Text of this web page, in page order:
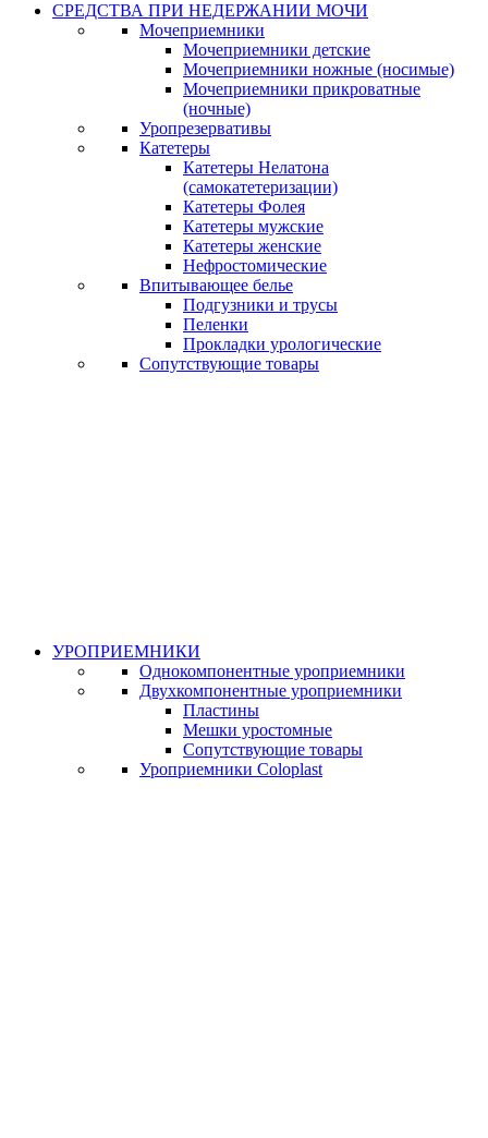
СРЕДСТВА ПРИ НЕДЕРЖАНИИ МОЧИ
Мочеприемники
Мочеприемники детские
Мочеприемники ножные (носимые)
Мочеприемники прикроватные
(ночные)
Уропрезервативы
Катетеры
Катетеры Нелатона
(самокатетеризации)
Катетеры Фолея
Катетеры мужские
Катетеры женские
Нефростомические
Впитывающее белье
Подгузники и трусы
Пеленки
Прокладки урологические
Сопутствующие товары
УРОПРИЕМНИКИ
Однокомпонентные уроприемники
Двухкомпонентные уроприемники
Пластины
Мешки уростомные
Сопутствующие товары
Уроприемники Coloplast